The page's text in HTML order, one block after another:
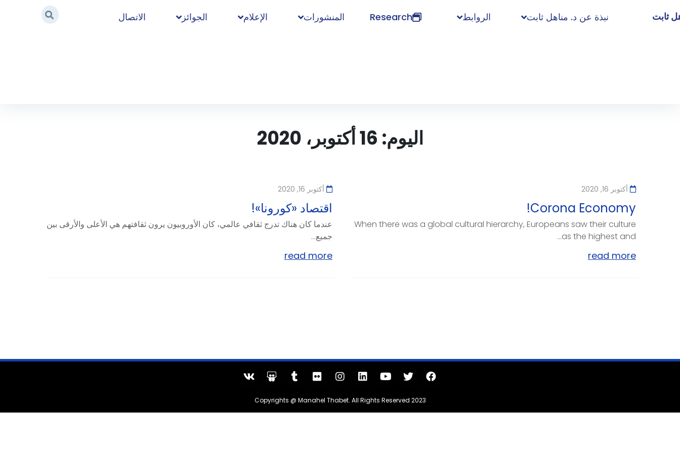
ثابت نبذة عن د. مناهل ثابت الروابط Research المنشورات الإعلام الجوائز الاتصال
اليوم: 16 أكتوبر، 2020
أكتوبر 16, 2020
Corona Economy!
When there was a global cultural hierarchy, Europeans saw their culture
as the highest and...
read more
أكتوبر 16, 2020
اقتصاد «كورونا»!
عندما كان هناك تدرج ثقافي عالمي، كان الأوروبيون يرون ثقافتهم هي الأعلى والأرقى بين
جميع...
read more
Copyrights @ Manahel Thabet. All Rights Reserved 2023